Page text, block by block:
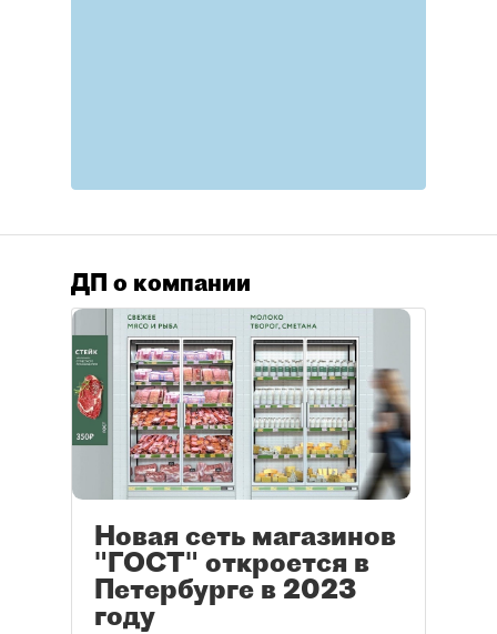
ДП о компании
Новая сеть магазинов
"ГОСТ" откроется в
Петербурге в 2023
году